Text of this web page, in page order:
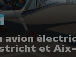
avion
et